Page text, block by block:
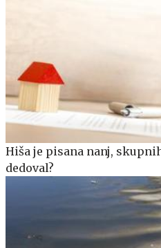
Hiša je pisana nanj,
dedoval?